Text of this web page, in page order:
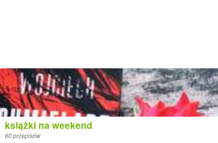
książki na weekend
60 przepisów